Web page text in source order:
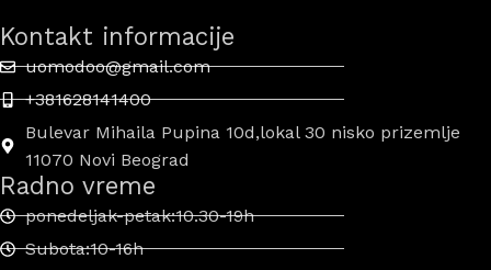
Kontakt informacije
uomodoo@gmail.com
+381628141400
Bulevar Mihaila Pupina 10d,lokal 30 nisko prizemlje
11070 Novi Beograd
Radno vreme
ponedeljak-petak:10.30-19h
Subota:10-16h